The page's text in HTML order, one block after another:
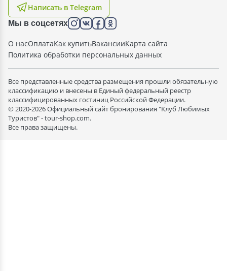
Написать в Telegram
Мы в соцсетях
О насОплатаКак купитьВакансииКарта сайта
Политика обработки персональных данных
Все представленные средства размещения прошли обязательную
классификацию и внесены в Единый федеральный реестр
классифицированных гостиниц Российской Федерации.
© 2020-2026 Официальный сайт бронирования "Клуб Любимых
Туристов" - tour-shop.com.
Все права защищены.